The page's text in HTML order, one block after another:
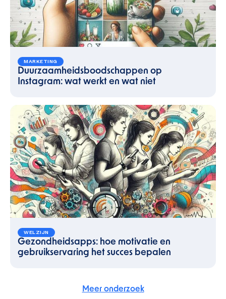
MARKETING
Duurzaamheidsboodschappen op
Instagram: wat werkt en wat niet
WELZIJN
Gezondheidsapps: hoe motivatie en
gebruikservaring het succes bepalen
Meer onderzoek